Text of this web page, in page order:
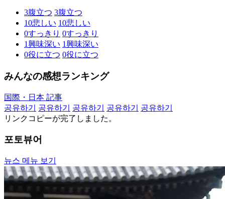
3腹立つ 3腹立つ
10悲しい 10悲しい
0すっきり 0すっきり
1興味深い 1興味深い
0役に立つ 0役に立つ
みんなの感想ランキング
国際・日本 記事
공유하기
공유하기 공유하기 공유하기
공유하기
リンクコピーが完了しました。
포토뷰어
뉴스 메뉴 보기